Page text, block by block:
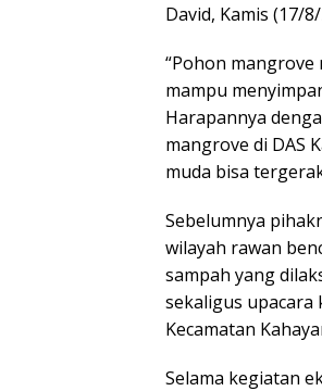
David, Kamis (17/
“Pohon
mampu
Harapannya
mangrove di DAS
muda bisa
Sebelumnya
wilayah rawan
sampah yang
sekaligus upacara
Kecamatan
Selama kegiatan